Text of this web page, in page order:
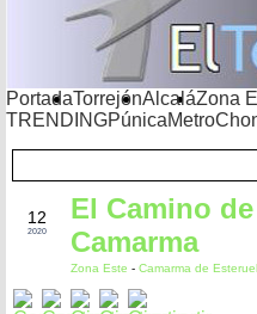
PortadaTorrejónAlcaláZona
TRENDINGPúnicaMetro
12
2020
El Camino
Camarma
Zona Este - Camarma de